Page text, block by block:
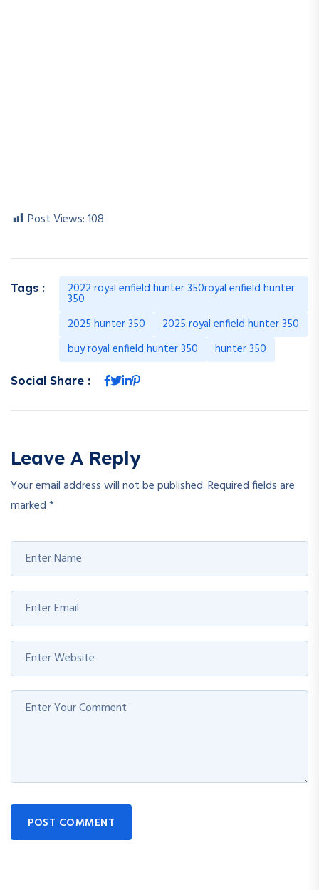
Post Views:108
Tags : 2022 royal enfield hunter 350royal enfield hunter
350
2025 hunter 350
2025 royal enfield hunter 350
buy royal enfield hunter 350
hunter 350
Social Share :
Leave A Reply
Your email address will not be published.Required fields are
marked*
POST COMMENT